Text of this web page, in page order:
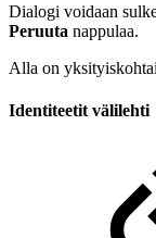
Dialogi voidaan
Peruuta nappulaa.
Alla on
Identiteetit välilehti